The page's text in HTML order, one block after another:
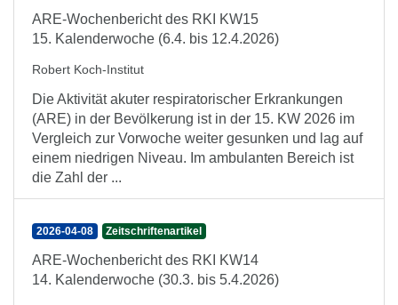
ARE-Wochenbericht des RKI KW15
15. Kalenderwoche (6.4. bis 12.4.2026)
Robert Koch-Institut
Die Aktivität akuter respiratorischer Erkrankungen
(ARE) in der Bevölkerung ist in der 15. KW 2026 im
Vergleich zur Vorwoche weiter gesunken und lag auf
einem niedrigen Niveau. Im ambulanten Bereich ist
die Zahl der ...
2026-04-08 Zeitschriftenartikel
ARE-Wochenbericht des RKI KW14
14. Kalenderwoche (30.3. bis 5.4.2026)